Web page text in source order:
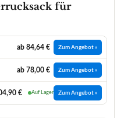
für
ab 84,64 € Zum Angebot »
ab 78,00 € Zum Angebot »
€ Auf Lager Zum Angebot »